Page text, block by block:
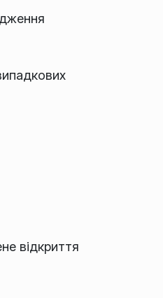
відкриття